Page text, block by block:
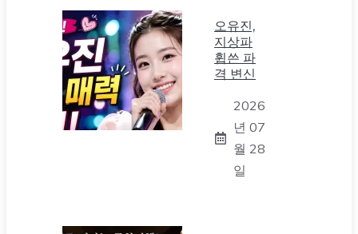
오유진,
지상파
휩쓴 파
격 변신
2026
년 07
월 28
일